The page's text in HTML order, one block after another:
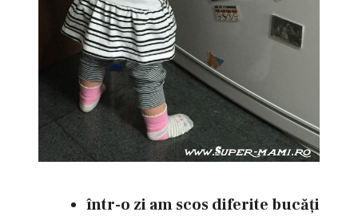
într-o zi am scos diferite bucăţi